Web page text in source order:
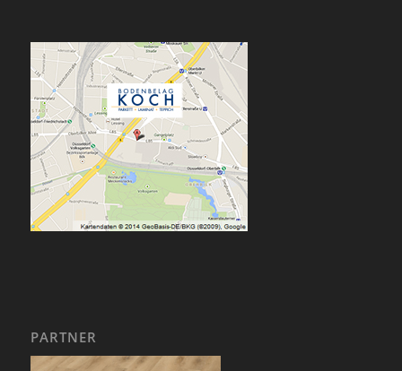
PARTNER